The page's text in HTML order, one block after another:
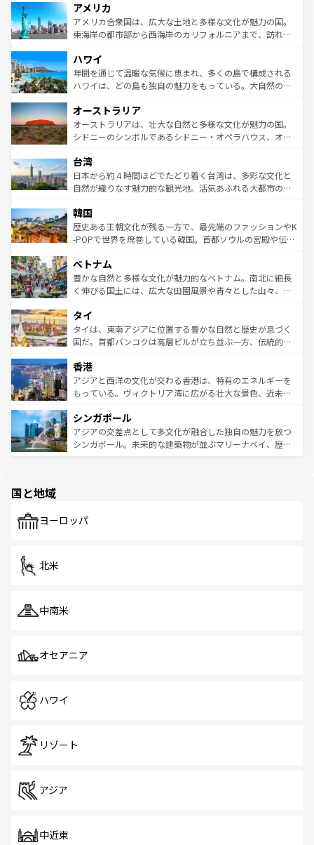
ンツ一覧を参照してほしい。
の建物がそのまま残る町や、スイスならではのユニークな
博物館もあり、アルプス観光だけでなく町歩きも満喫する
ことができる。国民の所得が高いため物価も高いが、旅行
ば市内交通費無料で観光を楽しむこともできる。 なお、新
着のスイス情報はコンテンツ一覧 を参照してほしい。
アメリカ
アメリカ合衆国は、広大な土地と多様な文化が魅力の国。
東海岸の都市部から西海岸のカリフォルニアまで、訪れる
のような巨大都市は、観光、ショッピング、エンターテイ
ンメントが詰まった刺激的なスポットだ。一方、アメリカ
西部には大自然が広がり、グランドキャニオンやイエロー
部のニューオーリンズでは、音楽と美食が融合した独特の
文化が魅力。旅行者はアメリカの各地域で異なる魅力を楽
しみながら、その多様性と豊かな歴史を感じることができ
ならではの贅沢な旅のスタイルだ。 なお、新着のアメリカ
情報はコンテンツ一覧を参照してほしい。
ハワイ
年間を通じて温暖な気候に恵まれ、多くの島で構成される
ハワイは、どの島も独自の魅力をもっている。大自然の神
ワイ島は見逃せない。また、定番の観光地といえばオアフ
島だが、静かな自然を求めるならマウイ島やカウアイ島が
おすすめ。エメラルドグリーンに輝く海をはじめ、豊かな
れるおもてなしの心で訪れる人々を迎えてくれるハワイの
人々、おいしいローカルフードやハワイアンミュージッ
ク、伝統的なフラダンスなど、すべてがハワイの魅力を彩
ワイを、存分に味わってほしい。 なお、新着のハワイ情報
はコンテンツ一覧を参照してほしい。
オーストラリア
オーストラリアは、壮大な自然と多様な文化が魅力の国。
シドニーのシンボルであるシドニー・オペラハウス、オー
リアリーフや大陸中央部にそびえるウルル（エアーズロッ
ク）、タスマニアの美しい原生林やケアンズの熱帯雨林な
ど、見どころがたくさん。また、カフェやワイン、オージ
いる。アクティビティも充実しており、サーフィンやダイ
ビング、ハイキングなど、アウトドア好きにはたまらな
い。オーストラリアの多彩な魅力を存分に味わいつくそ
参照してほしい。
台湾
日本から約４時間ほどでたどり着く台湾は、多彩な文化と
自然が織りなす魅力的な観光地。活気あふれる大都市の台
ン）、静ひつな山岳地帯である台湾東部など、都市の喧騒
と山間の静けさが共存しており、訪れる人に新しい発見と
驚きをもたらしてくれる。また、奥深い台湾の食文化も魅
容にもいいと評判のスイーツなど、バラエティ豊かな料理
が味わえる。 なお、新着の台湾情報は コンテンツ一覧を参
照してほしい。
韓国
歴史ある王朝文化が残る一方で、最先端のファッションやK
-POPで世界を席巻している韓国。首都ソウルの宮殿や伝統
き、地方に足を延ばせば四季折々の自然美を楽しむことが
できる。そして、キムチや焼肉、絶品のストリートフード
まで、さまざまな韓国料理が待っている。夜には、韓国な
リティに包まれながら、韓国の多彩な魅力を心ゆくまで味
わってみてほしい。 なお、新着の韓国情報はコンテンツ一
覧を参照してほしい。
ベトナム
豊かな自然と多様な文化が魅力的なベトナム。南北に細長
く伸びる国土には、広大な田園風景や青々とした山々、世
急速な発展と共に伝統が息づく。ハノイの古い町並みやホ
ーチミン市のフランス統治時代の建物も、独特の雰囲気を
醸し出している。また、バラエティの豊かさとおいしさで
とつ。フォーやバインミー、ベトナムコーヒーなどは、ぜ
ひ現地で味わいたい。どの地域を訪れてもあたたかい人々
が旅行者を迎えてくれるので、きっと忘れられない旅にな
参照してほしい。
タイ
タイは、東南アジアに位置する豊かな自然と歴史が息づく
国だ。首都バンコクは高層ビルが立ち並ぶ一方、伝統的な
の活気が交差している。北部ではチェンマイなどの山岳地
帯で自然と触れ合い、南部ではプーケットやクラビの美し
いビーチでリゾート気分を楽しむことができる。タイ料理
激する。気候は一年中温暖で、どの季節にも異なる楽しみ
が待っている。親しみやすいタイの人々、仏教を中心とし
た文化、そして多様な観光資源が、訪れる旅人を魅了し続
香港
アジアと西洋の文化が交わる香港は、特有のエネルギーを
もっている。ヴィクトリア湾に広がる壮大な景色、近未来
み、どこを訪れても感動するはず。観光スポットが密集し
ており、効率よく見どころを回れるのも魅力。息をのむよ
うな絶景から文化的な体験まで、香港を存分に楽しみ尽く
シンガポール
アジアの交差点として多文化が融合した独自の魅力を放つ
シンガポール。未来的な建築物が並ぶマリーナベイ、歴史
で、ホーカーズは地元の風情を楽しめる外せないスポット
国と地域
ヨーロッパ
北米
中南米
オセアニア
ハワイ
リゾート
アジア
中近東